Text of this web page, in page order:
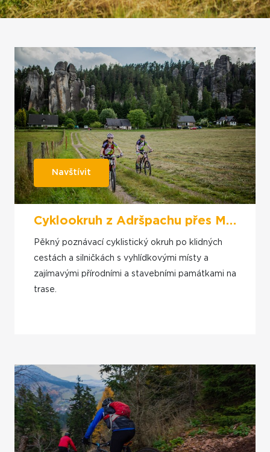
Navštívit
Cyklookruh z Adršpachu přes Mieroszów a Zdoňov
Pěkný poznávací cyklistický okruh po klidných
cestách a silničkách s vyhlídkovými místy a
zajímavými přírodními a stavebními památkami na
trase.